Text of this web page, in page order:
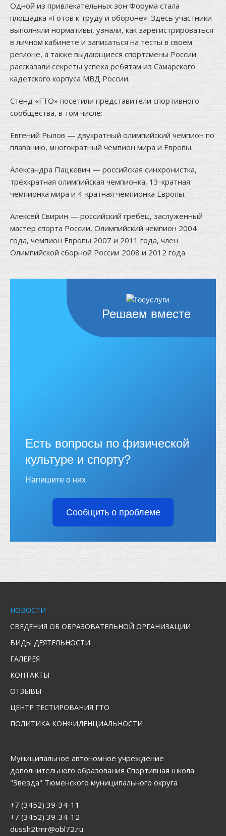
Одной из привлекательных зон Форума стала
площадка «Готов к труду и обороне». Здесь участники
выполняли нормативы, узнали, как зарегистрироваться
в личном кабинете и записаться на тесты в своем
регионе, а также выдающиеся спортсмены России
рассказали секреты успеха ребятам из Самарского
кадетского корпуса МВД России.
Стенд «ГТО» посетили представители спортивного
сообщества, в том числе:
Евгений Рылов — двукратный олимпийский чемпион по
плаванию, многократный чемпион мира и Европы.
Александра Пацкевич — российская синхронистка,
трёхкратная олимпийская чемпионка, 13-кратная
чемпионка мира и 4-кратная чемпионка Европы.
Алексей Свирин — российский гребец, заслуженный
мастер спорта России, Олимпийский чемпион 2004
года, чемпион Европы 2007 и 2011 года, член
Олимпийской сборной России 2008 и 2012 года.
Решаем вместе
Есть вопросы по физической
культуре и спорту?
Напишите о них
Сообщить о проблеме
НОВОСТИ
СВЕДЕНИЯ ОБ ОБРАЗОВАТЕЛЬНОЙ ОРГАНИЗАЦИИ
ВИДЫ ДЕЯТЕЛЬНОСТИ
ГАЛЕРЕЯ
КОНТАКТЫ
ОТЗЫВЫ
ЦЕНТР ТЕСТИРОВАНИЯ ГТО
ПОЛИТИКА КОНФИДЕНЦИАЛЬНОСТИ
Муниципальное автономное учреждение
дополнительного образования Спортивная школа
"Звезда" Тюменского муниципального округа
+7 (3452) 39-34-11
+7 (3452) 39-34-12
dussh2tmr@obl72.ru